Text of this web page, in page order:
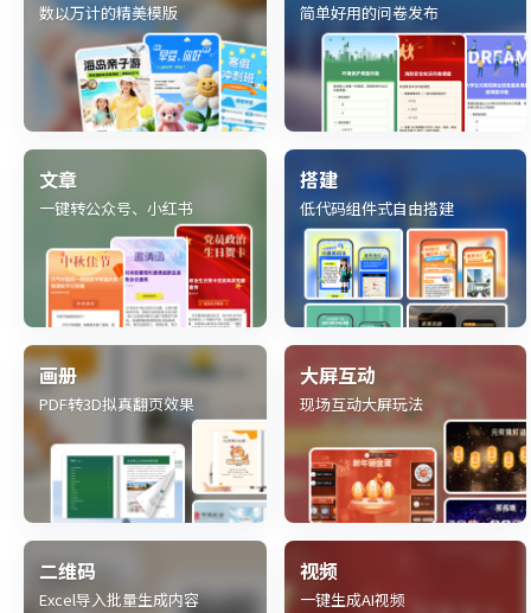
数以万计的精美模版 简单好用的问卷发布
文章
一键转公众号、小红书
搭建
低代码组件式自由搭建
画册
PDF转3D拟真翻页效果
大屏互动
现场互动大屏玩法
二维码
Excel导入批量生成内容
视频
一键生成AI视频